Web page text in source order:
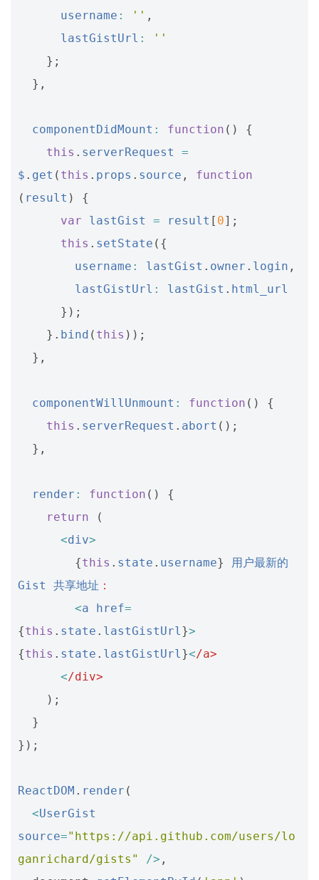
username : '' ,
lastGistUrl :
''
};
},
componentDidMount : function ()
{
this . serverRequest
=
$ . get ( this . props . source ,
function
( result )
{
var
lastGist = result [ 0];
this . setState ({
username : lastGist . owner . login ,
lastGistUrl : lastGist . html_url
});
}. bind ( this ));
},
componentWillUnmount : function ()
{
this . serverRequest . abort ();
},
render : function ()
{
return
(
<div>
{this . state . username}
用户最新的
Gist
共享地址 ：
<a href=
{this . state . lastGistUrl}>
{this . state . lastGistUrl}</a>
</div>
);
}
});
ReactDOM . render (
<UserGist
source="https://api.github.com/users/lo
ganrichard/gists"
/> ,